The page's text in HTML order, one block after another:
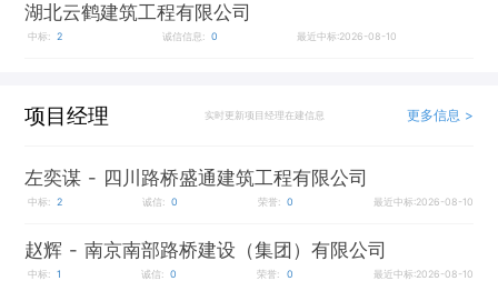
湖北云鹤建筑工程有限公司
中标: 2 诚信信息: 0 最近中标:2026-08-10
项目经理 实时更新项目经理在建信息 更多信息 >
左奕谋 - 四川路桥盛通建筑工程有限公司
中标: 2 诚信: 0 荣誉: 0 最近中标:2026-08-10
赵辉 - 南京南部路桥建设（集团）有限公司
中标: 1 诚信: 0 荣誉: 0 最近中标:2026-08-10